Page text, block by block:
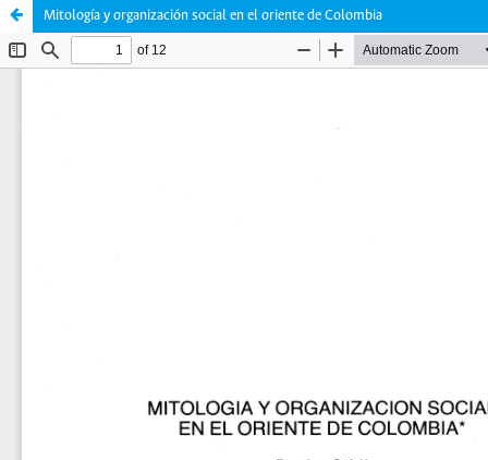
Mitología y organización social en el oriente de Colombia